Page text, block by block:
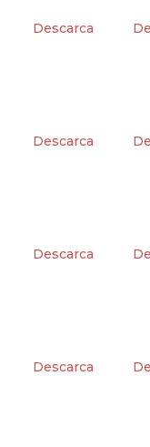
Descarca
Descarca
Descarca
Descarca